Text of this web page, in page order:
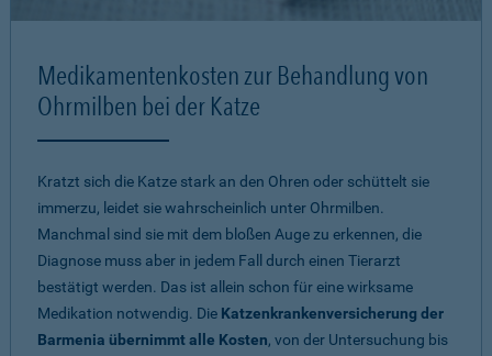
Medikamentenkosten zur Behandlung von
Ohrmilben bei der Katze
Kratzt sich die Katze stark an den Ohren oder schüttelt sie
immerzu, leidet sie wahrscheinlich unter Ohrmilben.
Manchmal sind sie mit dem bloßen Auge zu erkennen, die
Diagnose muss aber in jedem Fall durch einen Tierarzt
bestätigt werden. Das ist allein schon für eine wirksame
Medikation notwendig. Die Katzenkrankenversicherung der
Barmenia übernimmt alle Kosten, von der Untersuchung bis